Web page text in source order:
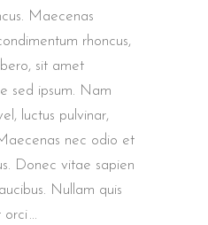
Maecenas
rhoncus,
sit amet
sed ipsum. Nam
luctus pulvinar,
nec odio et
Donec vitae sapien
Nullam quis
orci